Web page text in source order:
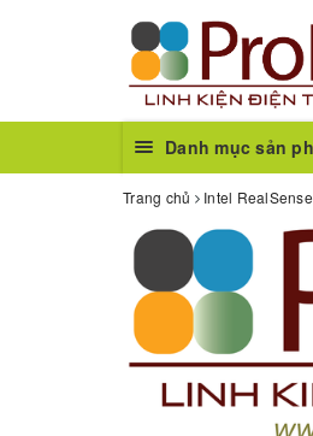
Danh mục sản
Trang chủ Intel RealSense